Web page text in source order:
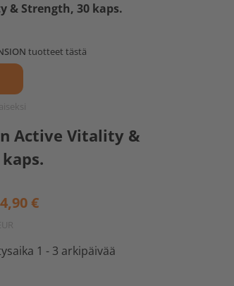
& Strength, 30 kaps.
tuotteet tästä
Active Vitality &
€
1 - 3 arkipäivää